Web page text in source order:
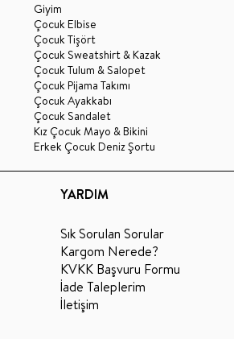
Giyim
Çocuk Elbise
Çocuk Tişört
Çocuk Sweatshirt & Kazak
Çocuk Tulum & Salopet
Çocuk Pijama Takımı
Çocuk Ayakkabı
Çocuk Sandalet
Kız Çocuk Mayo & Bikini
Erkek Çocuk Deniz Şortu
YARDIM
Sık Sorulan Sorular
Kargom Nerede?
KVKK Başvuru Formu
İade Taleplerim
İletişim